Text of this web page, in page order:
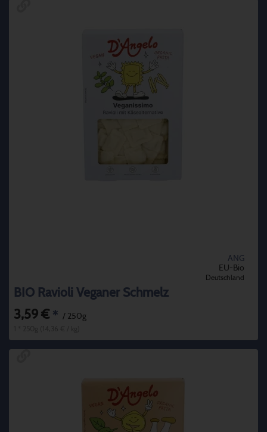
ANG
EU-Bio
Deutschland
BIO Ravioli Veganer Schmelz
3,59 € * / 250g